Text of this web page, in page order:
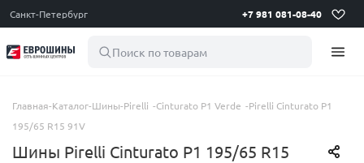
Санкт-Петербург +7 981 081-08-40
Поиск по товарам
Главная-Каталог-Шины-Pirelli -Cinturato P1 Verde -Pirelli Cinturato P1
195/65 R15 91V
Шины Pirelli Cinturato P1 195/65 R15